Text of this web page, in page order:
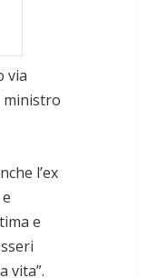
via
ministro
l’ex
e
vita”.